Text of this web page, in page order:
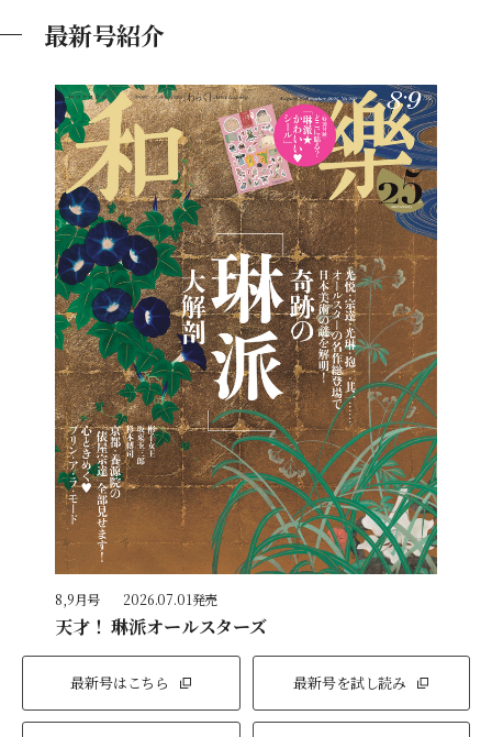
最新号紹介
8,9月号 2026.07.01発売
天才！ 琳派オールスターズ
最新号はこちら 最新号を試し読み